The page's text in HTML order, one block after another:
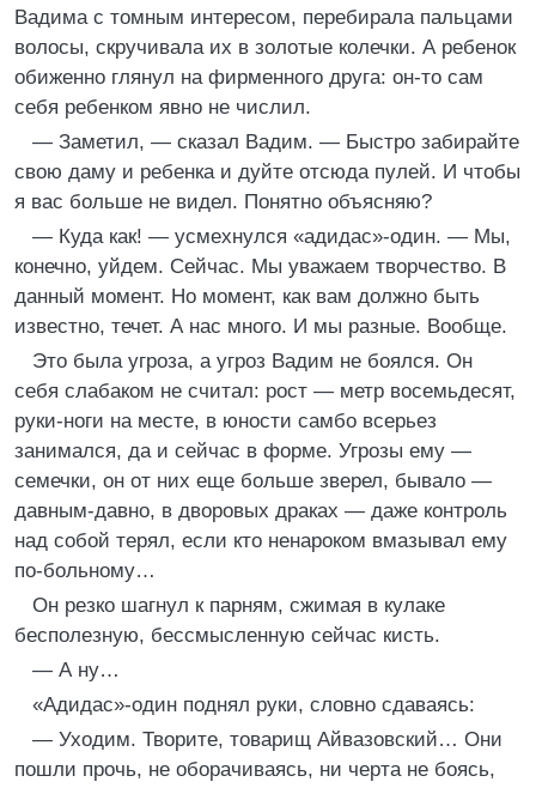
Вадима с томным интересом, перебирала пальцами
волосы, скручивала их в золотые колечки. А ребенок
обиженно глянул на фирменного друга: он-то сам
себя ребенком явно не числил.
— Заметил, — сказал Вадим. — Быстро забирайте
свою даму и ребенка и дуйте отсюда пулей. И чтобы
я вас больше не видел. Понятно объясняю?
— Куда как! — усмехнулся «адидас»-один. — Мы,
конечно, уйдем. Сейчас. Мы уважаем творчество. В
данный момент. Но момент, как вам должно быть
известно, течет. А нас много. И мы разные. Вообще.
Это была угроза, а угроз Вадим не боялся. Он
себя слабаком не считал: рост — метр восемьдесят,
руки-ноги на месте, в юности самбо всерьез
занимался, да и сейчас в форме. Угрозы ему —
семечки, он от них еще больше зверел, бывало —
давным-давно, в дворовых драках — даже контроль
над собой терял, если кто ненароком вмазывал ему
по-больному…
Он резко шагнул к парням, сжимая в кулаке
бесполезную, бессмысленную сейчас кисть.
— А ну…
«Адидас»-один поднял руки, словно сдаваясь:
— Уходим. Творите, товарищ Айвазовский… Они
пошли прочь, не оборачиваясь, ни черта не боясь,